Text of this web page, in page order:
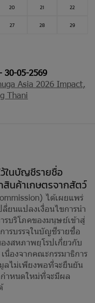
20 21 22
27 28 29
30-05-2569
Asia 2026 Impact,
Thani
ในบัญชีรายชื่อ
นค้าเกษตรจากสัตว์
ได้เผยแพร่
ยนแปลงเงื่อนไขการนำ
บริโภคของมนุษย์เข้าสู่
ารบรรจุในบัญชีรายชื่อ
งสหภาพยุโรปเกี่ยวกับ
นื่องจากคณะกรรมาธิการ
ลไม่เพียงพอที่จะยืนยัน
ำหนดใหม่ที่จะมีผล